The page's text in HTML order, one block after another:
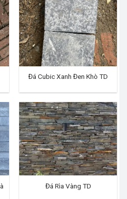
Đá Cubic Xanh Đen Khò TD
Đá Rìa Vàng TD